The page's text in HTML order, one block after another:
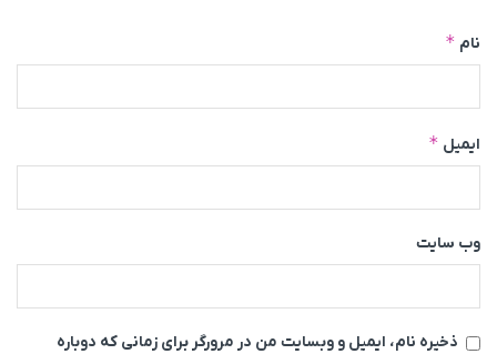
نام *
ایمیل *
وب‌ سایت
ذخیره نام، ایمیل و وبسایت من در مرورگر برای زمانی که دوباره